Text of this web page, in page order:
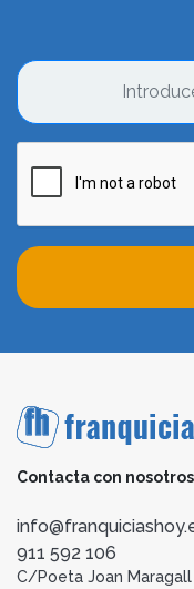
Contacta con nosotros
911 592 106
C/Poeta Joan